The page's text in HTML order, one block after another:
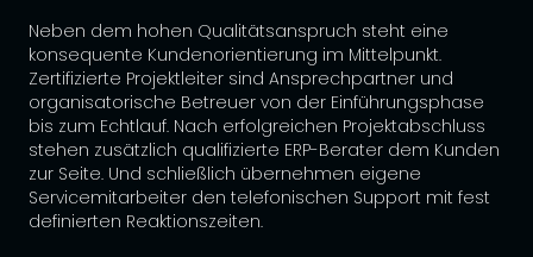
Neben dem hohen Qualitätsanspruch steht eine
konsequente Kundenorientierung im Mittelpunkt.
Zertifizierte Projektleiter sind Ansprechpartner und
organisatorische Betreuer von der Einführungsphase
bis zum Echtlauf. Nach erfolgreichen Projektabschluss
stehen zusätzlich qualifizierte ERP-Berater dem Kunden
zur Seite. Und schließlich übernehmen eigene
Servicemitarbeiter den telefonischen Support mit fest
definierten Reaktionszeiten.